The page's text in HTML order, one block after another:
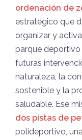
ordenación de
estratégico que
organizar y
parque deportivo
futuras
naturaleza, la
sostenible y la
saludable. Ese
dos pistas de
polideportivo,